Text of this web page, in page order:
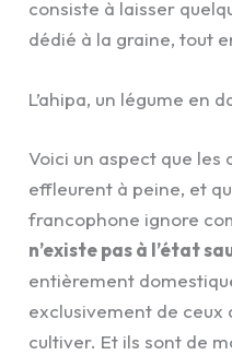
consiste à laisser
dédié à la graine, tout
L’ahipa, un légume en
Voici un aspect que
effleurent à peine, et
francophone ignore
n’existe pas à l’état
entièrement
exclusivement de ceux
cultiver. Et ils sont de